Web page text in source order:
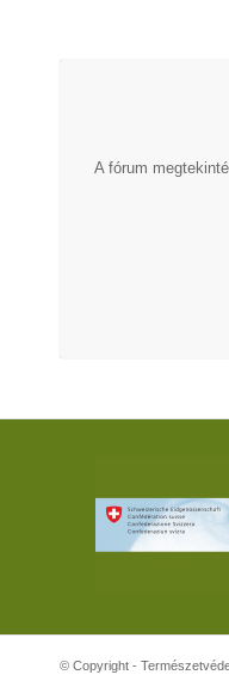
A fórum
© Copyright -